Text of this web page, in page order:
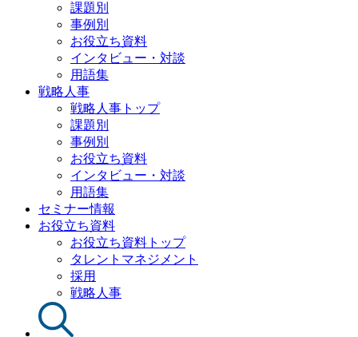
課題別
事例別
お役立ち資料
インタビュー・対談
用語集
戦略人事
戦略人事トップ
課題別
事例別
お役立ち資料
インタビュー・対談
用語集
セミナー情報
お役立ち資料
お役立ち資料トップ
タレントマネジメント
採用
戦略人事